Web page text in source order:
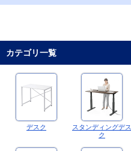
カテゴリ一覧
デスク
スタンディングデス
ク